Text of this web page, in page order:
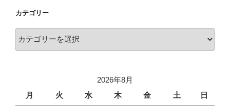
カテゴリー
2026年8月
月
火 水 木 金 土 日